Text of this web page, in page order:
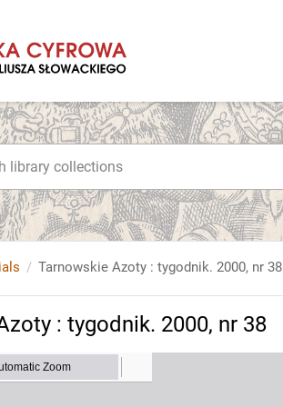
Tarnowskie Azoty : tygodnik. 2000, nr 38
: tygodnik. 2000, nr 38